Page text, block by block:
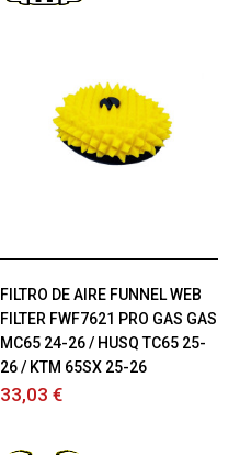
FILTRO DE AIRE FUNNEL WEB
FILTER FWF7621 PRO GAS GAS
MC65 24-26 / HUSQ TC65 25-
26 / KTM 65SX 25-26
33,03 €